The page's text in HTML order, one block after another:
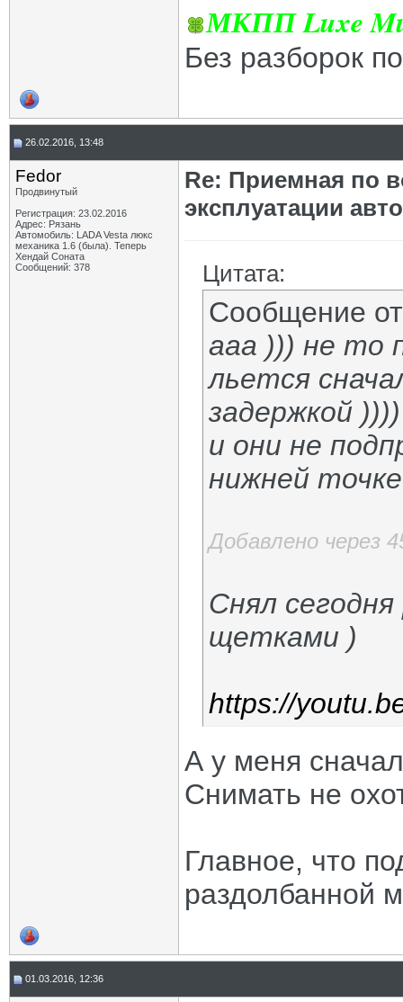
МКПП Luxe
Без разборок
26.02.2016, 13:48
Fedor
Продвинутый
Регистрация: 23.02.2016
Адрес: Рязань
Автомобиль: LADA Vesta люкс
механика 1.6 (была). Теперь
Хендай Соната
Сообщений: 378
Re: Приемная по
эксплуатации
Цитата:
Сообщение
ааа ))) не то
льется
задержкой
и они не
нижней
Добавлено через
Снял
щетками )
https://
А у меня
Снимать не
Главное, что
раздолбанной
01.03.2016, 12:36